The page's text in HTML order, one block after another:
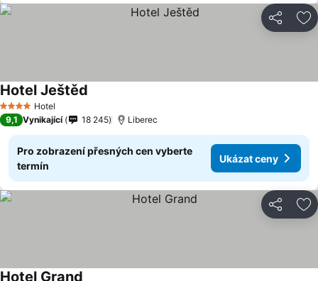
Sdílet
4 Počet hvězdiček
Hotel
Hotel Ještěd
9,1 Vynikající 18 245 Liberec
Pro zobrazení přesných cen vyberte
termín
Ukázat ceny
Sdílet
Hotel Grand